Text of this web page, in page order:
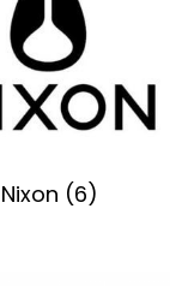
Nixon (6)